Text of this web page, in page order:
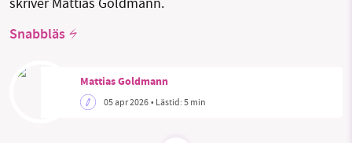
Facebook
skriver Mattias Goldmann.
Snabbläs
Mattias Goldmann
05 apr 2026• Lästid:5 min